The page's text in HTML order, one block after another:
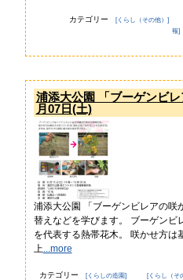
カテゴリー [くらし（その他）]
報]
浦添大公園 「ブーゲンビ
月07日(土)
浦添大公園 「ブーゲンビレアの咲
替えなどを学びます。 ブーゲンビ
を代表する熱帯花木。 咲かせ方は
上...more
カテゴリー [くらしの造園] [くらし（そ